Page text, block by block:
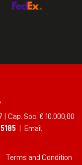
| Cap. Soc: € 10.000,00
| Email
Terms and Condition